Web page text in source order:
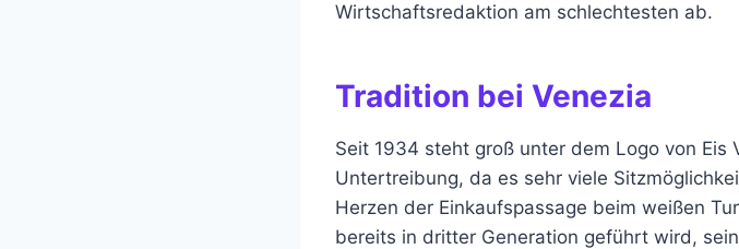
Wirtschaftsredaktion am schlechtesten ab.
Tradition bei Venezia
Seit 1934 steht groß unter dem Logo von Eis
Untertreibung, da es sehr viele
Herzen der Einkaufspassage beim weißen
bereits in dritter Generation geführt wird,